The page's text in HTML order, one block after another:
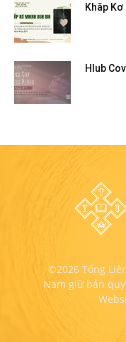
Khăp
Hlub
©2026 Tổng
Nam giữ bản